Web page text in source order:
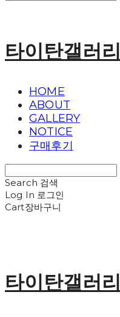
타이탄갤러리
HOME
ABOUT
GALLERY
NOTICE
구매후기
Search 검색
Log In 로그인
Cart장바구니
타이탄갤러리